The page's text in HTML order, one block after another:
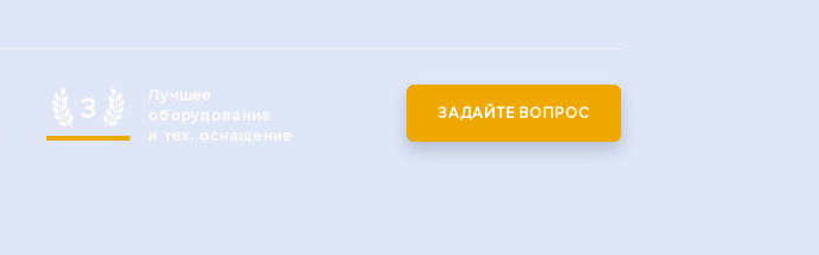
3
Лучшее
оборудование
и тех. оснащение
ЗАДАЙТЕ ВОПРОС